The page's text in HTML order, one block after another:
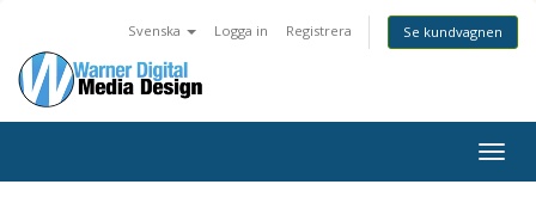
Svenska Logga in Registrera Se kundvagnen